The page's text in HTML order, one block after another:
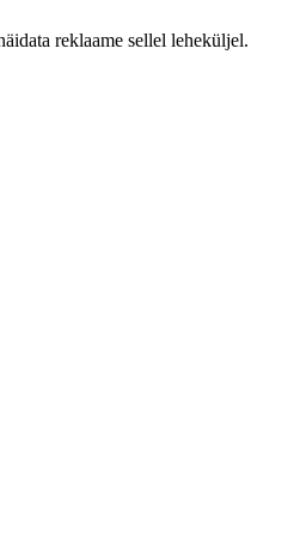
reklaame sellel leheküljel.